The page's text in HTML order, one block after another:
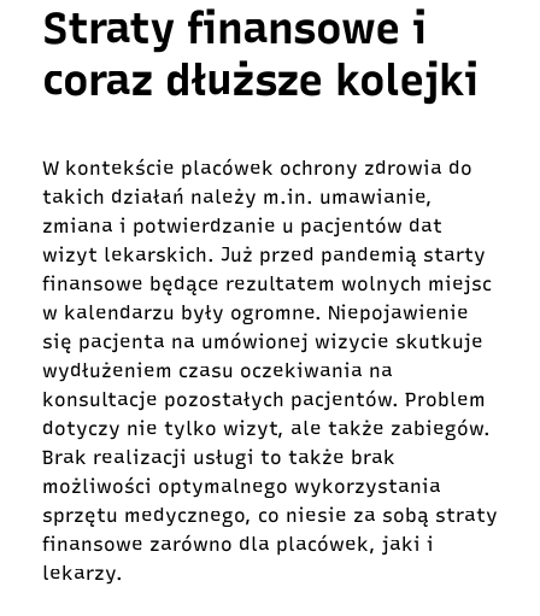
Straty finansowe i
coraz dłuższe kolejki
W kontekście placówek ochrony zdrowia do
takich działań należy m.in. umawianie,
zmiana i potwierdzanie u pacjentów dat
wizyt lekarskich. Już przed pandemią starty
finansowe będące rezultatem wolnych miejsc
w kalendarzu były ogromne. Niepojawienie
się pacjenta na umówionej wizycie skutkuje
wydłużeniem czasu oczekiwania na
konsultacje pozostałych pacjentów. Problem
dotyczy nie tylko wizyt, ale także zabiegów.
Brak realizacji usługi to także brak
możliwości optymalnego wykorzystania
sprzętu medycznego, co niesie za sobą straty
finansowe zarówno dla placówek, jaki i
lekarzy.